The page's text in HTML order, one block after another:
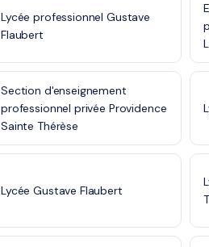
Lycée professionnel Gustave
Flaubert
Section d'enseignement
professionnel privée Providence
Sainte Thérèse
Lycée Gustave Flaubert